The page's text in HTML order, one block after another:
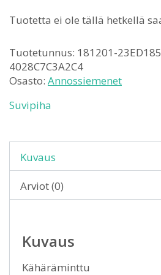
Tuotetta ei ole tällä hetkellä
Tuotetunnus: 181201-
4028C7C3A2C4
Osasto: Annossiemenet
Suvipiha
Kuvaus
Arviot (0)
Kuvaus
Kähäräminttu